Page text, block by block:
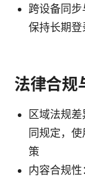
跨设备同
保持长期登
法律合规
区域法规
同规定，
策
内容合规